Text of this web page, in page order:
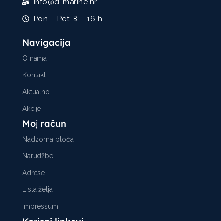
info@d-marine.hr
Pon – Pet: 8 – 16 h
Navigacija
O nama
Kontakt
Aktualno
Akcije
Moj račun
Nadzorna ploča
Narudžbe
Adrese
Lista želja
Impressum